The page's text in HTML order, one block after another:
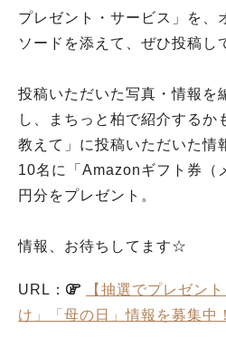
プレゼント・サービス」を、
ソードを添えて、ぜひ投稿し
投稿いただいた写真・情報を
し、まちっと柏で紹介する
教えて」に投稿いただいた情
10名に「Amazonギフト券（
円分をプレゼント。
情報、お待ちしてます☆
URL：
【抽選でプレゼン
け」「母の日」情報を募集中！